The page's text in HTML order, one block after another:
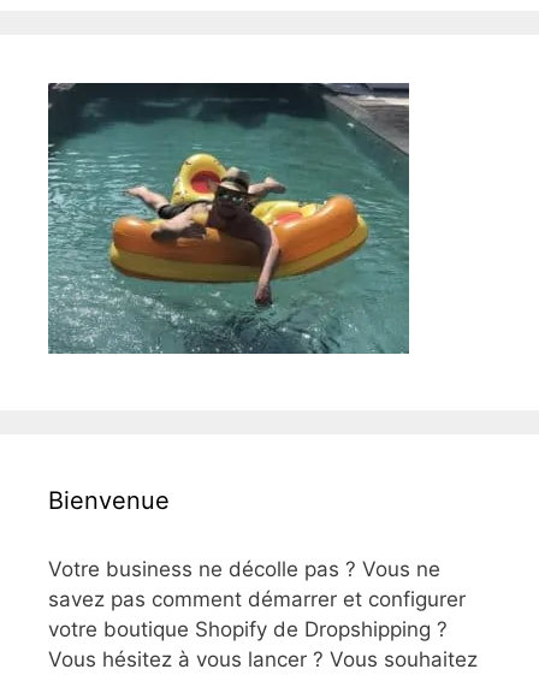
Bienvenue
Votre business ne décolle pas ? Vous ne
savez pas comment démarrer et configurer
votre boutique Shopify de Dropshipping ?
Vous hésitez à vous lancer ? Vous souhaitez